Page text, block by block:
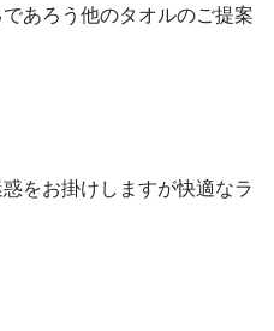
あろう他のタオルのご提案
をお掛けしますが快適なラ